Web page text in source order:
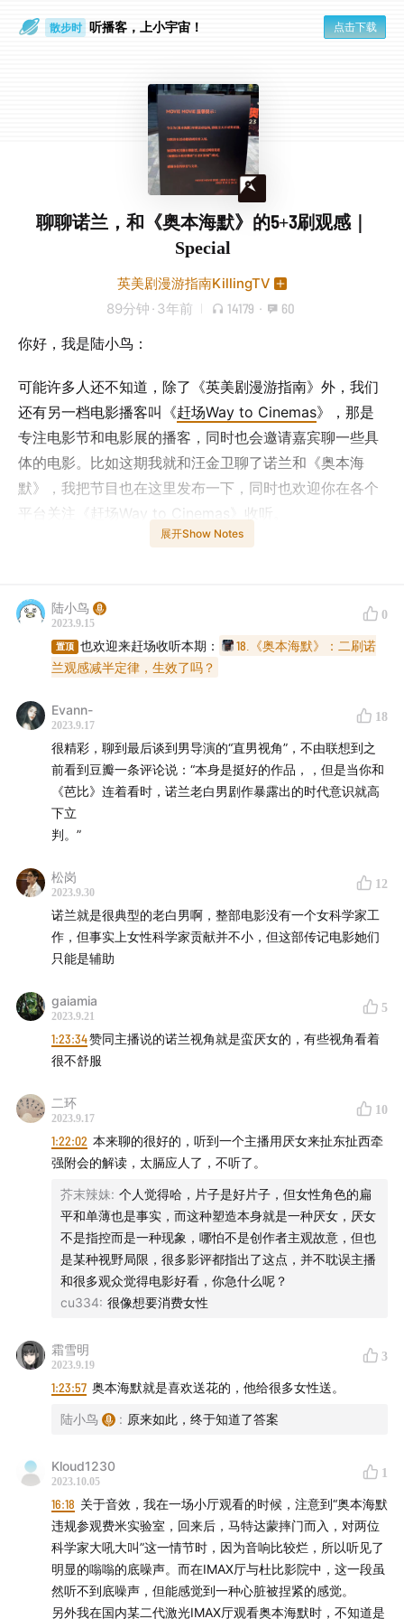
散步时 听播客，上小宇宙！ 点击下载
聊聊诺兰，和《奥本海默》的5+3刷观感｜
Special
英美剧漫游指南KillingTV
89分钟 · 3年前 14179 · 60
你好，我是陆小鸟：
可能许多人还不知道，除了《英美剧漫游指南》外，我们
还有另一档电影播客叫《赶场Way to Cinemas》，那是
专注电影节和电影展的播客，同时也会邀请嘉宾聊一些具
体的电影。比如这期我就和汪金卫聊了诺兰和《奥本海
默》，我把节目也在这里发布一下，同时也欢迎你在各个
平台关注《
赶场Way to Cinemas 》收听。
本期节目缘起：
汪金卫在土耳其全球同步提前看了4遍《奥本海默》（完
整版），并为《环球银幕》写了
陆小鸟在上海的MovieMovie和寰映大融城刷了两遍二代
激光IMAX的《奥本海默》，也在某杜比影院刷了一遍，并
在枪版里补过删减片段，还听了/看了关于奥本的无数播
客/视频。
播客就浪费了。
当然，除了《奥本海默》之外，我们也重新梳理了一下诺
第一次做“影评”节目，感谢鼓励/建议/赞赏。
- 话题成员 -
陆小鸟：初级影迷
- 时间轴 -
（说明：节目里的“简”“琼”都是Jean）
这是一期什么节目
请听题！
01:15 弱弱：第一次出“影评”节目
初遇诺兰的记忆，和土耳其的四刷《奥本海默》
诺兰关键词之“时间”
12:55 诺兰关键词之“声音”
看多了艺术片，会不会对诺兰祛魅？
诺兰关键词之“实拍”
观看《奥本海默》的影厅选择
展开Show Notes
陆小鸟
2023.9.15
0
置顶 也欢迎来赶场收听本期：
18.《奥本海默》：二刷诺
兰观感减半定律，生效了吗？
Evann-
2023.9.17
18
很精彩，聊到最后谈到男导演的“直男视角”，不由联想到之
前看到豆瓣一条评论说：“本身是挺好的作品，，但是当你和
《芭比》连着看时，诺兰老白男剧作暴露出的时代意识就高
下立
判。”
松岗
2023.9.30
12
诺兰就是很典型的老白男啊，整部电影没有一个女科学家工
作，但事实上女性科学家贡献并不小，但这部传记电影她们
只能是辅助
gaiamia
2023.9.21
5
1:23:34赞同主播说的诺兰视角就是蛮厌女的，有些视角看着
很不舒服
二环
2023.9.17
10
1:22:02 本来聊的很好的，听到一个主播用厌女来扯东扯西牵
强附会的解读，太膈应人了，不听了。
芥末辣妹: 个人觉得哈，片子是好片子，但女性角色的扁
平和单薄也是事实，而这种塑造本身就是一种厌女，厌女
不是指控而是一种现象，哪怕不是创作者主观故意，但也
是某种视野局限，很多影评都指出了这点，并不耽误主播
和很多观众觉得电影好看，你急什么呢？
cu334: 很像想要消费女性
霜雪明
2023.9.19
3
1:23:57 奥本海默就是喜欢送花的，他给很多女性送。
陆小鸟 : 原来如此，终于知道了答案
Kloud1230
2023.10.05
1
16:18 关于音效，我在一场小厅观看的时候，注意到“奥本海默
违规参观费米实验室，回来后，马特达蒙摔门而入，对两位
科学家大吼大叫”这一情节时，因为音响比较烂，所以听见了
明显的嗡嗡的底噪声。而在IMAX厅与杜比影院中，这一段虽
然听不到底噪声，但能感觉到一种心脏被捏紧的感觉。
另外我在国内某二代激光IMAX厅观看奥本海默时，不知道是